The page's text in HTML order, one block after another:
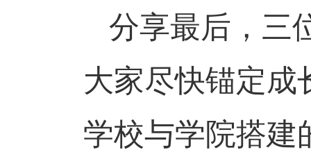
分享最后，三
大家尽快锚定成
学校与学院搭建